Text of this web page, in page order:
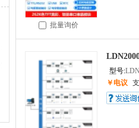
批量询价
型号:
￥电议